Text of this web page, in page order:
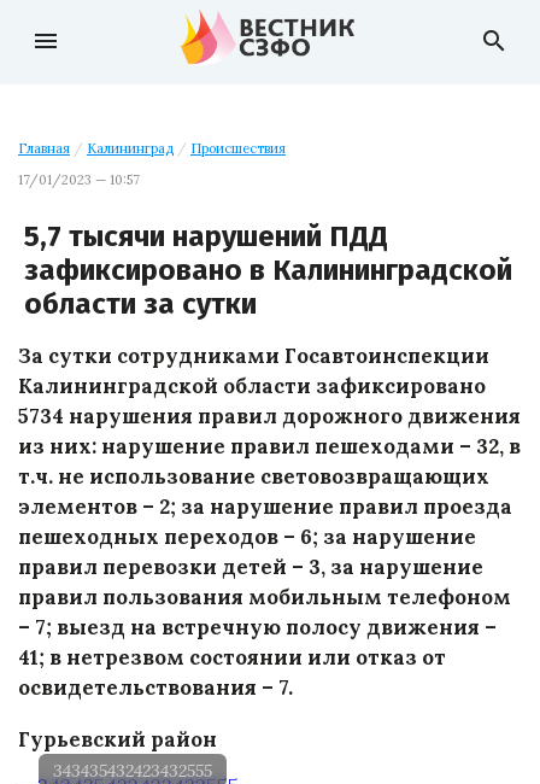
menu search
Главная / Калининград / Происшествия
17/01/2023 — 10:57
5,7 тысячи нарушений ПДД
зафиксировано в Калининградской
области за сутки
За сутки сотрудниками Госавтоинспекции
Калининградской области зафиксировано
5734 нарушения правил дорожного движения
из них: нарушение правил пешеходами – 32, в
т.ч. не использование световозвращающих
элементов – 2; за нарушение правил проезда
пешеходных переходов – 6; за нарушение
правил перевозки детей – 3, за нарушение
правил пользования мобильным телефоном
– 7; выезд на встречную полосу движения –
41; в нетрезвом состоянии или отказ от
освидетельствования – 7.
Гурьевский район
343435432423432555